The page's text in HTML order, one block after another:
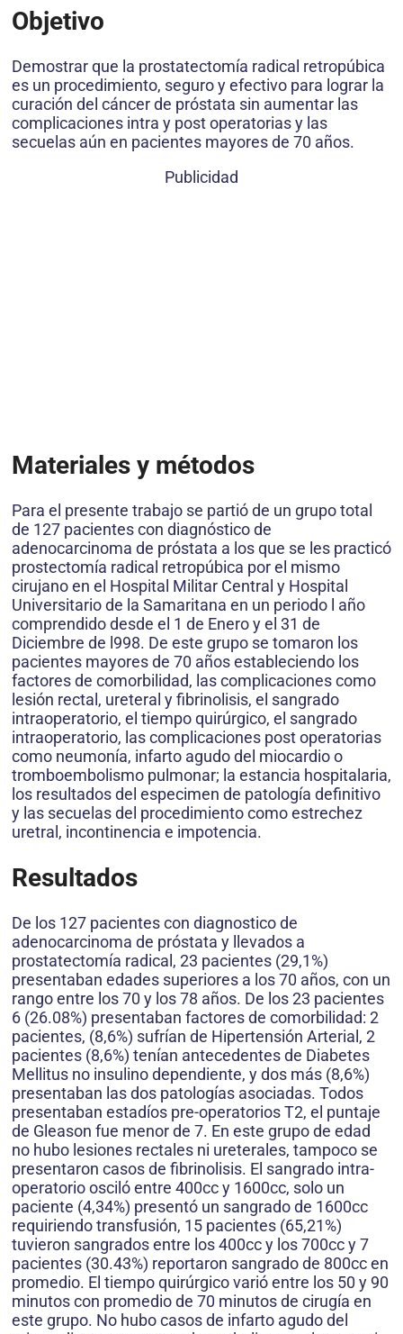
Objetivo
Demostrar que la prostatectomía radical retropúbica
es un procedimiento, seguro y efectivo para lograr la
curación del cáncer de próstata sin aumentar las
complicaciones intra y post operatorias y las
secuelas aún en pacientes mayores de 70 años.
Publicidad
Materiales y métodos
Para el presente trabajo se partió de un grupo total
de 127 pacientes con diagnóstico de
adenocarcinoma de próstata a los que se les practicó
prostectomía radical retropúbica por el mismo
cirujano en el Hospital Militar Central y Hospital
Universitario de la Sama­ritana en un periodo l año
comprendido desde el 1 de Enero y el 31 de
Diciembre de l998. De este grupo se tomaron los
pacientes mayores de 70 años estableciendo los
factores de comorbilidad, las complicaciones como
lesión rectal, ureteral y fibrinolisis, el sangrado
intraoperatorio, el tiempo quirúrgico, el sangrado
intraoperatorio, las complicaciones post ­operatorias
como neumonía, infarto agudo del miocardio o
tromboembo­lismo pul­monar; la estancia hospitalaria,
los resultados del especimen de patología definitivo
y las secuelas del procedimiento como estrechez
uretral, incontinencia e impotencia.
Resultados
De los 127 pacientes con diagnostico de
adenocarcinoma de próstata y llevados a
prostatectomía radical, 23 pacientes (29,1%)
presentaban edades superiores a los 70 años, con un
rango entre los 70 y los 78 años. De los 23 pacientes
6 (26.08%) presentaban factores de comorbilidad: 2
pacientes, (8,6%) sufrían de Hipertensión Arterial, 2
pacientes (8,6%) tenían antecedentes de Diabetes
Mellitus no insulino dependiente, y dos más (8,6%)
presentaban las dos patologías asociadas. Todos
presentaban estadíos pre-opera­torios T2, el puntaje
de Gleason fue menor de 7. En este grupo de edad
no hubo lesiones rectales ni ureterales, tampoco se
presentaron casos de fibrinolisis. El sangrado intra­
operatorio osciló entre 400cc y 1600cc, solo un
paciente (4,34%) presentó un sangrado de 1600cc
requiriendo transfusión, 15 pacientes (65,21%)
tuvieron sangrados entre los 400cc y los 700cc y 7
pacientes (30.43%) reportaron sangrado de 800cc en
promedio. El tiempo quirúrgico varió entre los 50 y 90
minutos con promedio de 70 minutos de cirugía en
este grupo. No hubo casos de infarto agudo del